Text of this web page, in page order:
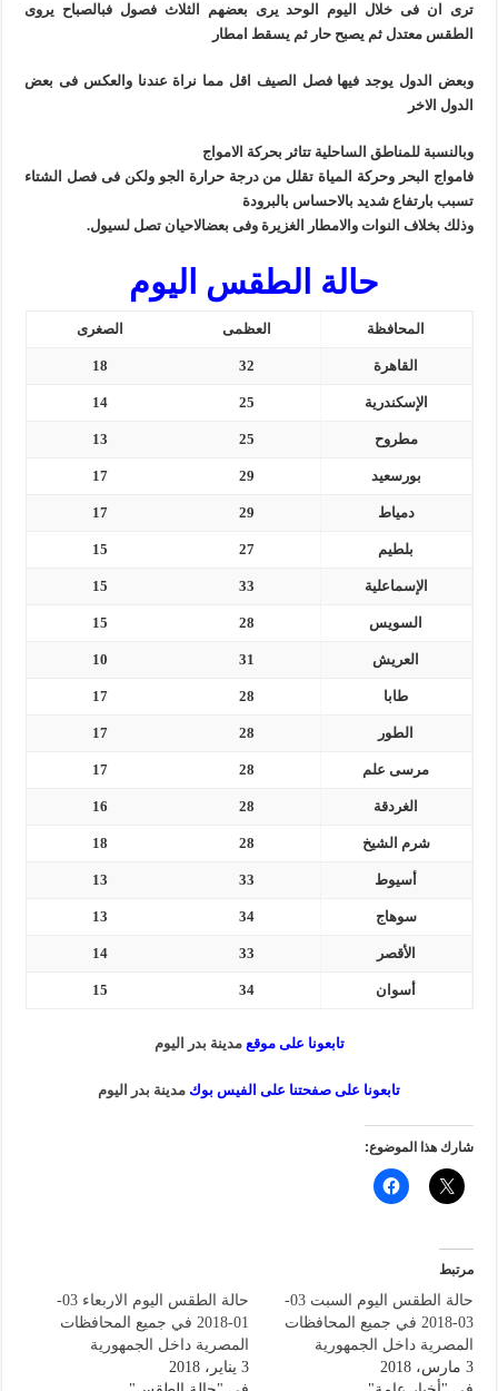
ترى ان فى خلال اليوم الوحد يرى بعضهم الثلاث فصول فبالصباح يروى
الطقس معتدل ثم يصبح حار ثم يسقط امطار
وبعض الدول يوجد فيها فصل الصيف اقل مما نراة عندنا والعكس فى بعض
الدول الاخر
وبالنسبة للمناطق الساحلية تتاثر بحركة الامواج
فامواج البحر وحركة المياة تقلل من درجة حرارة الجو ولكن فى فصل الشتاء
تسبب بارتفاع شديد بالاحساس بالبرودة
وذلك بخلاف النوات والامطار الغزيرة وفى بعضالاحيان تصل لسيول.
حالة الطقس اليوم
المحافظة العظمى الصغرى
القاهرة 32
18
الإسكندرية 25
14
مطروح 25
13
بورسعيد 29
17
دمياط 29
17
بلطيم 27
15
الإسماعلية 33
15
السويس 28
15
العريش 31
10
طابا 28
17
الطور 28
17
مرسى علم 28
17
الغردقة 28
16
شرم الشيخ 28
18
أسيوط 33
13
سوهاج 34
13
الأقصر 33
14
أسوان 34
15
تابعونا على موقع مدينة بدر اليوم
تابعونا على صفحتنا على الفيس بوك مدينة بدر اليوم
شارك هذا الموضوع:
مرتبط
حالة الطقس اليوم السبت 03-
03-2018 في جميع المحافظات
المصرية داخل الجمهورية
3 مارس، 2018
حالة الطقس اليوم الاربعاء 03-
01-2018 في جميع المحافظات
المصرية داخل الجمهورية
3 يناير، 2018